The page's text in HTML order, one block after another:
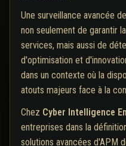
Une surveillance avancée
non seulement de garantir
services, mais aussi de
d'optimisation et
dans un contexte où la
atouts majeurs face à la
Chez Cyber Intelligence
entreprises dans la
solutions avancées d'APM